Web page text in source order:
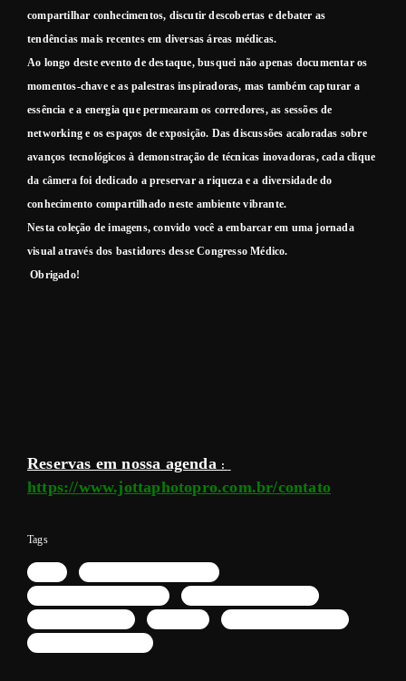
compartilhar conhecimentos, discutir descobertas e debater as
tendências mais recentes em diversas áreas médicas.
Ao longo deste evento de destaque, busquei não apenas documentar os
momentos-chave e as palestras inspiradoras, mas também capturar a
essência e a energia que permearam os corredores, as sessões de
networking e os espaços de exposição. Das discussões acaloradas sobre
avanços tecnológicos à demonstração de técnicas inovadoras, cada clique
da câmera foi dedicado a preservar a riqueza e a diversidade do
conhecimento compartilhado neste ambiente vibrante.
Nesta coleção de imagens, convido você a embarcar em uma jornada
visual através dos bastidores desse Congresso Médico.
Obrigado!
Reservas em nossa agenda :
https://www.jottaphotopro.com.br/contato
Tags